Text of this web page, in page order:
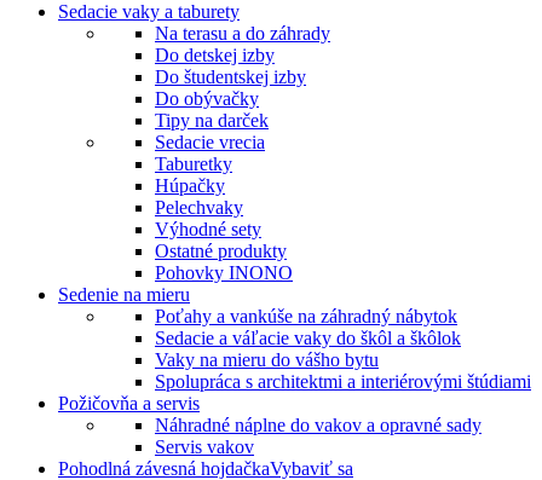
Sedacie vaky a taburety
Na terasu a do záhrady
Do detskej izby
Do študentskej izby
Do obývačky
Tipy na darček
Sedacie vrecia
Taburetky
Húpačky
Pelechvaky
Výhodné sety
Ostatné produkty
Pohovky INONO
Sedenie na mieru
Poťahy a vankúše na záhradný nábytok
Sedacie a váľacie vaky do škôl a škôlok
Vaky na mieru do vášho bytu
Spolupráca s architektmi a interiérovými štúdiami
Požičovňa a servis
Náhradné náplne do vakov a opravné sady
Servis vakov
Pohodlná závesná hojdačkaVybaviť sa